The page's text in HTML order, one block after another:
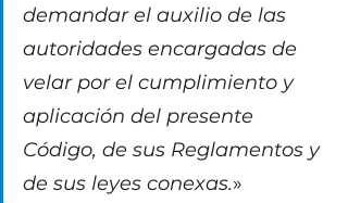
demandar el auxilio de las
autoridades encargadas de
velar por el cumplimiento y
aplicación del presente
Código, de sus Reglamentos y
de sus leyes conexas.»